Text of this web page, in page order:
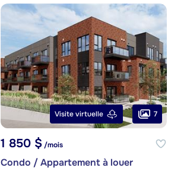
Visite virtuelle 7
1 850 $/mois
Condo / Appartement à louer